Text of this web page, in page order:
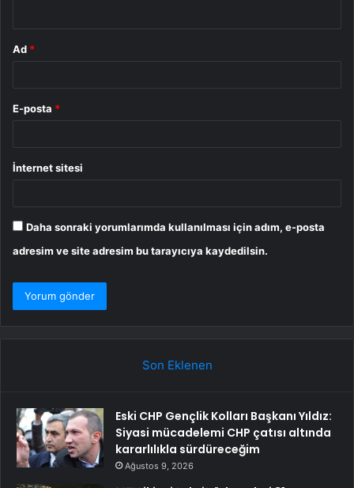
Ad *
E-posta *
İnternet sitesi
Daha sonraki yorumlarımda kullanılması için adım, e-posta
adresim ve site adresim bu tarayıcıya kaydedilsin.
Son Eklenen
Eski CHP Gençlik Kolları Başkanı Yıldız:
Siyasi mücadelemi CHP çatısı altında
kararlılıkla sürdüreceğim
Ağustos 9, 2026